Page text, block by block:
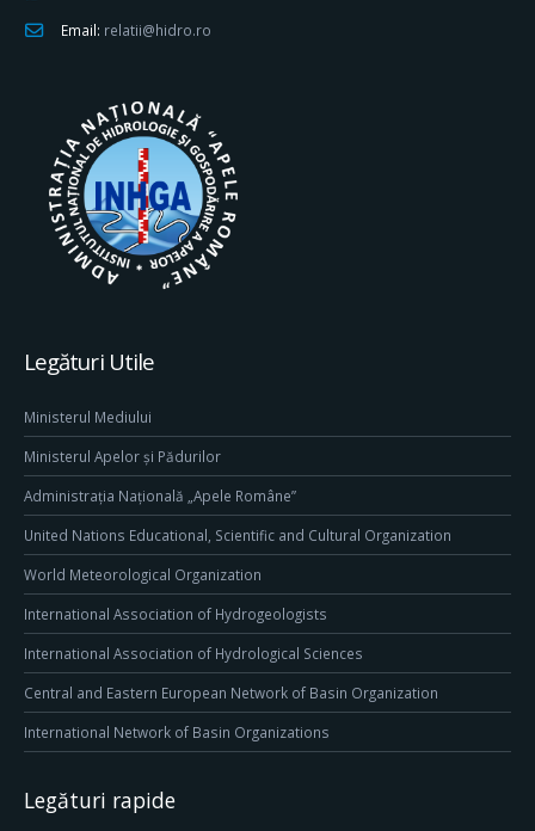
Email: relatii@hidro.ro
Legături Utile
Ministerul Mediului
Ministerul Apelor și Pădurilor
Administrația Națională „Apele Române”
United Nations Educational, Scientific and Cultural Organization
World Meteorological Organization
International Association of Hydrogeologists
International Association of Hydrological Sciences
Central and Eastern European Network of Basin Organization
International Network of Basin Organizations
Legături rapide